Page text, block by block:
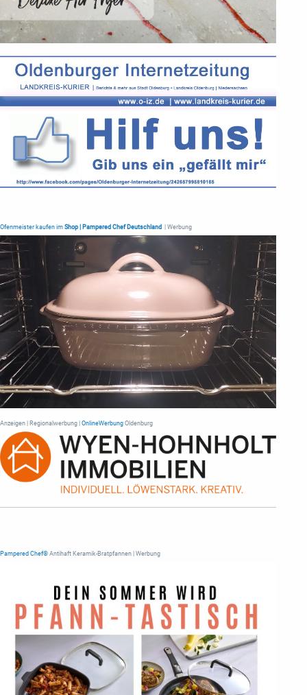
Ofenmeister kaufen im Shop | Pampered Chef Deutschland | Werbung
Anzeigen | Regionalwerbung | OnlineWerbung Oldenburg
Pampered Chef® Antihaft Keramik-Bratpfannen | Werbung